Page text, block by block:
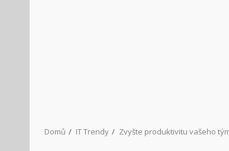
Domů IT Trendy Zvyšte produktivitu vašeho